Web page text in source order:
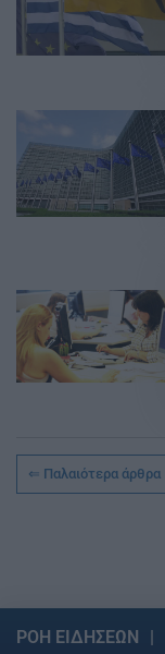
Παλαιότερα άρθρα
ΡΟΗ ΕΙΔΗΣΕΩΝ